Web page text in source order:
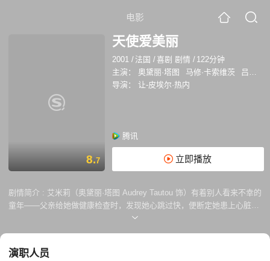
电影
8.7
天使爱美丽
2001 / 法国 /喜剧 剧情 / 122分钟
主演：
奥黛丽·塔图 马修·卡索维茨
吕菲斯
导演：
让-皮埃尔·热内
腾讯
立即播放
剧情简介 : 艾米莉（奥黛丽·塔图 Audrey Tautou 饰）有着别人看来不幸的
童年——父亲给她做健康检查时，发现她心跳过快，便断定她患上心脏
病，从此艾米莉与学校绝缘。随后因为一桩意外，母亲在她眼前突然死
括自闭忧郁的邻居老人，被老板刻薄的菜摊伙计、遗失了童年器物的旧房
演职人员